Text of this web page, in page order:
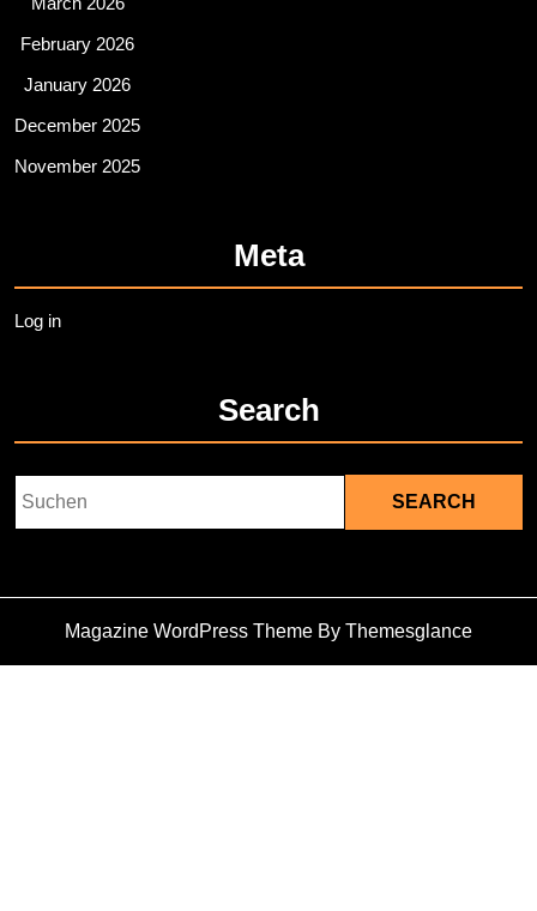
February 2026
January 2026
December 2025
November 2025
Meta
Log in
Search
Magazine WordPress Theme By Themesglance